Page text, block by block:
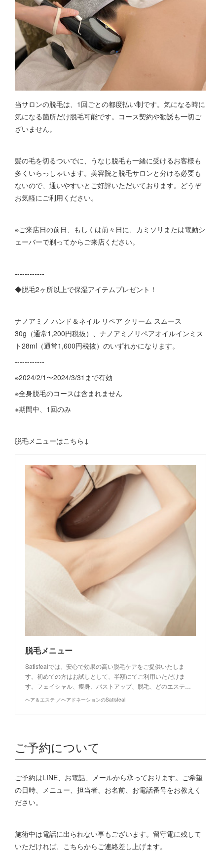
当サロンの脱毛は、1回ごとの都度払い制です。気になる時に
気になる箇所だけ脱毛可能です。コース契約や勧誘も一切ご
ざいません。
髪の毛を切るついでに、うなじ脱毛も一緒に受けるお客様も
多くいらっしゃいます。美容院と脱毛サロンと分ける必要も
ないので、通いやすいとご好評いただいております。どうぞ
お気軽にご利用ください。
※ご来店日の前日、もしくは前々日に、カミソリまたは電動シ
ェーバーで剃ってからご来店ください。
------------
◆脱毛2ヶ所以上で保湿アイテムプレゼント！
ナノアミノ ハンド＆ネイル リペア クリーム スムース
30g（通常1,200円税抜）、ナノアミノリペアオイルインミス
ト28ml（通常1,600円税抜）のいずれかになります。
------------
※2024/2/1〜2024/3/31まで有効
※全身脱毛のコースは含まれません
※期間中、1回のみ
脱毛メニューはこちら↓
脱毛メニュー
Satisfealでは、安心で効果の高い脱毛ケアをご提供いたしま
す。初めての方はお試しとして、半額にてご利用いただけま
す。フェイシャル、痩身、バストアップ、脱毛、どのエステ…
ヘア＆エステ ／ヘアドネーションのSatisfeal
ご予約について
ご予約はLINE、お電話、メールから承っております。ご希望
の日時、メニュー、担当者、お名前、お電話番号をお教えく
ださい。
施術中は電話に出られない事もございます。留守電に残して
いただければ、こちらからご連絡差し上げます。